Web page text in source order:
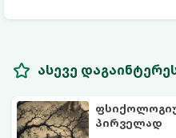
ასევე
პირველად